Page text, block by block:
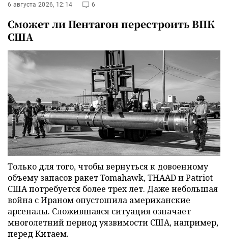
6 августа 2026, 12:14 6
Сможет ли Пентагон перестроить ВПК
США
Только для того, чтобы вернуться к довоенному
объему запасов ракет Tomahawk, THAAD и Patriot
США потребуется более трех лет. Даже небольшая
война с Ираном опустошила американские
арсеналы. Сложившаяся ситуация означает
многолетний период уязвимости США, например,
перед Китаем.